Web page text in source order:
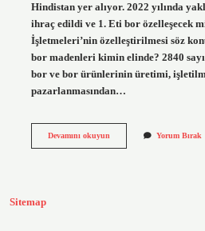
Hindistan yer alıyor. 2022 yılında
ihraç edildi ve 1. Eti bor özelleşecek
İşletmeleri’nin özelleştirilmesi söz
bor madenleri kimin elinde? 2840
bor ve bor ürünlerinin üretimi,
pazarlanmasından…
Devamını okuyunEtibank
Yorum Bırak
Sitemap